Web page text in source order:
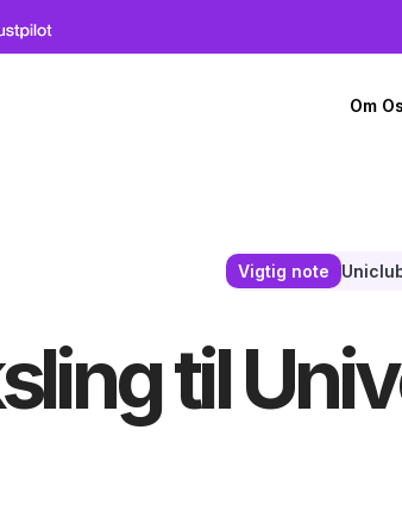
Om Os
Vigtig note
til